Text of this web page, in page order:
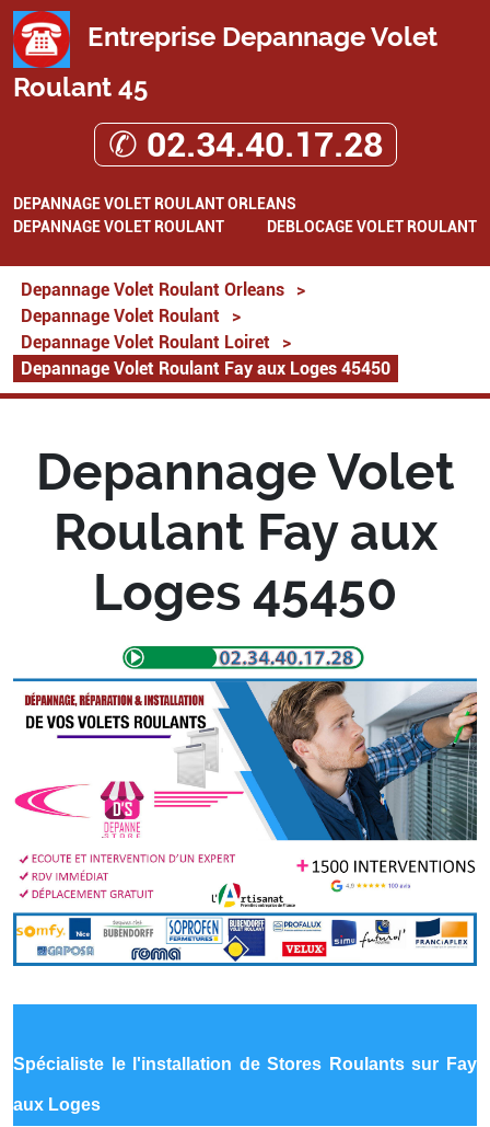
Entreprise Depannage Volet
Roulant 45
✆ 02.34.40.17.28
DEPANNAGE VOLET ROULANT ORLEANS
DEPANNAGE VOLET ROULANT
DEBLOCAGE VOLET ROULANT
Depannage Volet Roulant Orleans
>
Depannage Volet Roulant
>
Depannage Volet Roulant Loiret
>
Depannage Volet Roulant Fay aux Loges 45450
Depannage Volet
Roulant Fay aux
Loges 45450
Spécialiste le l'installation de Stores Roulants sur Fay
aux Loges